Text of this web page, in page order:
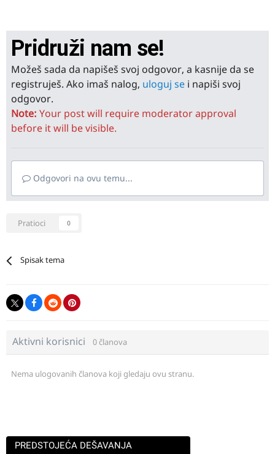
Pridruži nam se!
Možeš sada da napišeš svoj odgovor, a kasnije da se
registruješ. Ako imaš nalog, uloguj se i napiši svoj
odgovor.
Note: Your post will require moderator approval
before it will be visible.
Odgovori na ovu temu...
Pratioci 0
Spisak tema
Aktivni korisnici 0 članova
Nema ulogovanih članova koji gledaju ovu stranu.
PREDSTOJEĆA DEŠAVANJA